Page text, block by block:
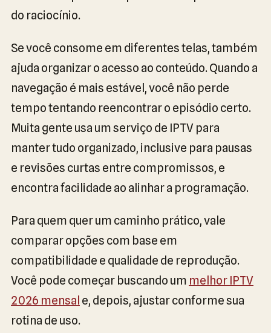
do raciocínio.
Se você consome em diferentes telas, também
ajuda organizar o acesso ao conteúdo. Quando a
navegação é mais estável, você não perde
tempo tentando reencontrar o episódio certo.
Muita gente usa um serviço de IPTV para
manter tudo organizado, inclusive para pausas
e revisões curtas entre compromissos, e
encontra facilidade ao alinhar a programação.
Para quem quer um caminho prático, vale
comparar opções com base em
compatibilidade e qualidade de reprodução.
Você pode começar buscando um melhor IPTV
2026 mensal e, depois, ajustar conforme sua
rotina de uso.